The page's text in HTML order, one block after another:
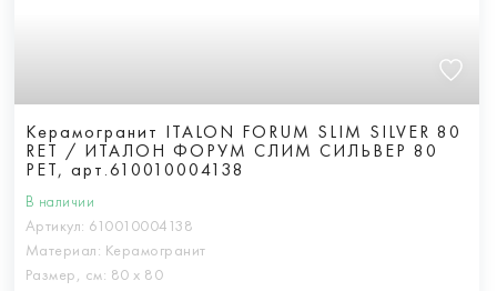
Керамогранит ITALON FORUM SLIM SILVER 80
RET / ИТАЛОН ФОРУМ СЛИМ СИЛЬВЕР 80
РЕТ, арт.610010004138
В наличии
Артикул: 610010004138
Материал: Керамогранит
Размер, см: 80 х 80